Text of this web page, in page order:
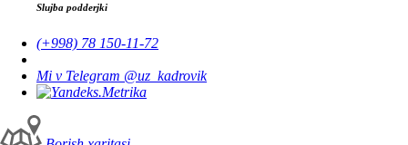
Slujba podderjki
(+998) 78 150-11-72
Mi v Telegram @uz_kadrovik